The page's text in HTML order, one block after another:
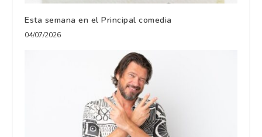
Esta semana en el Principal comedia
04/07/2026